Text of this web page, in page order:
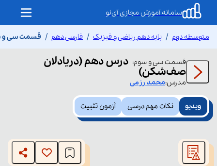
سامانه آموزش مجازی آی‌نو
متوسطه دوم پایه دهم ریاضی و فیزیک فارسی دهم قسمت سی و
قسمت سی و سوم: درس دهم (دریادلان
صف‌شکن)
مدرس:محمد رزمی
ویدیو نکات مهم درسی آزمون تثبیت
modal
window.
The media could not be loaded, either because the server
or network failed or because the format is not supported.